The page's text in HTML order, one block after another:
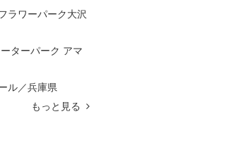
ラワーパーク大沢
ターパーク アマ
ル／兵庫県
もっと見る